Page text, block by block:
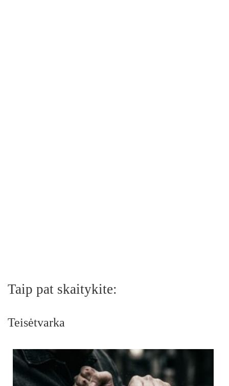
Taip pat skaitykite:
Teisėtvarka